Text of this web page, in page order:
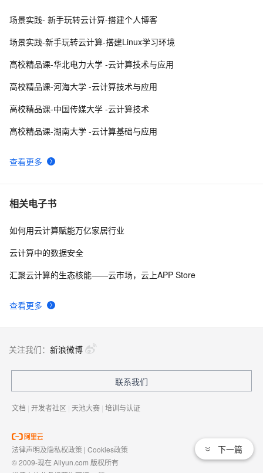
8 云计算人工智能服务（阿里）|学习笔记
10阿里云计算巢 x MemVerge | 大内存云上联合解决方案速
查看更多
场景实践- 新手玩转云计算-搭建个人博客
场景实践-新手玩转云计算-搭建Linux学习环境
高校精品课-华北电力大学 -云计算技术与应用
高校精品课-河海大学 -云计算技术与应用
高校精品课-中国传媒大学 -云计算技术
高校精品课-湖南大学 -云计算基础与应用
相关电子书
查看更多
如何用云计算赋能万亿家居行业
云计算中的数据安全
汇聚云计算的生态核能——云市场，云上APP Store
下一篇
关注我们： 新浪微博
联系我们
文档 | 开发者社区 | 天池大赛 | 培训与认证
法律声明及隐私权政策 | Cookies政策
© 2009-现在 Aliyun.com 版权所有